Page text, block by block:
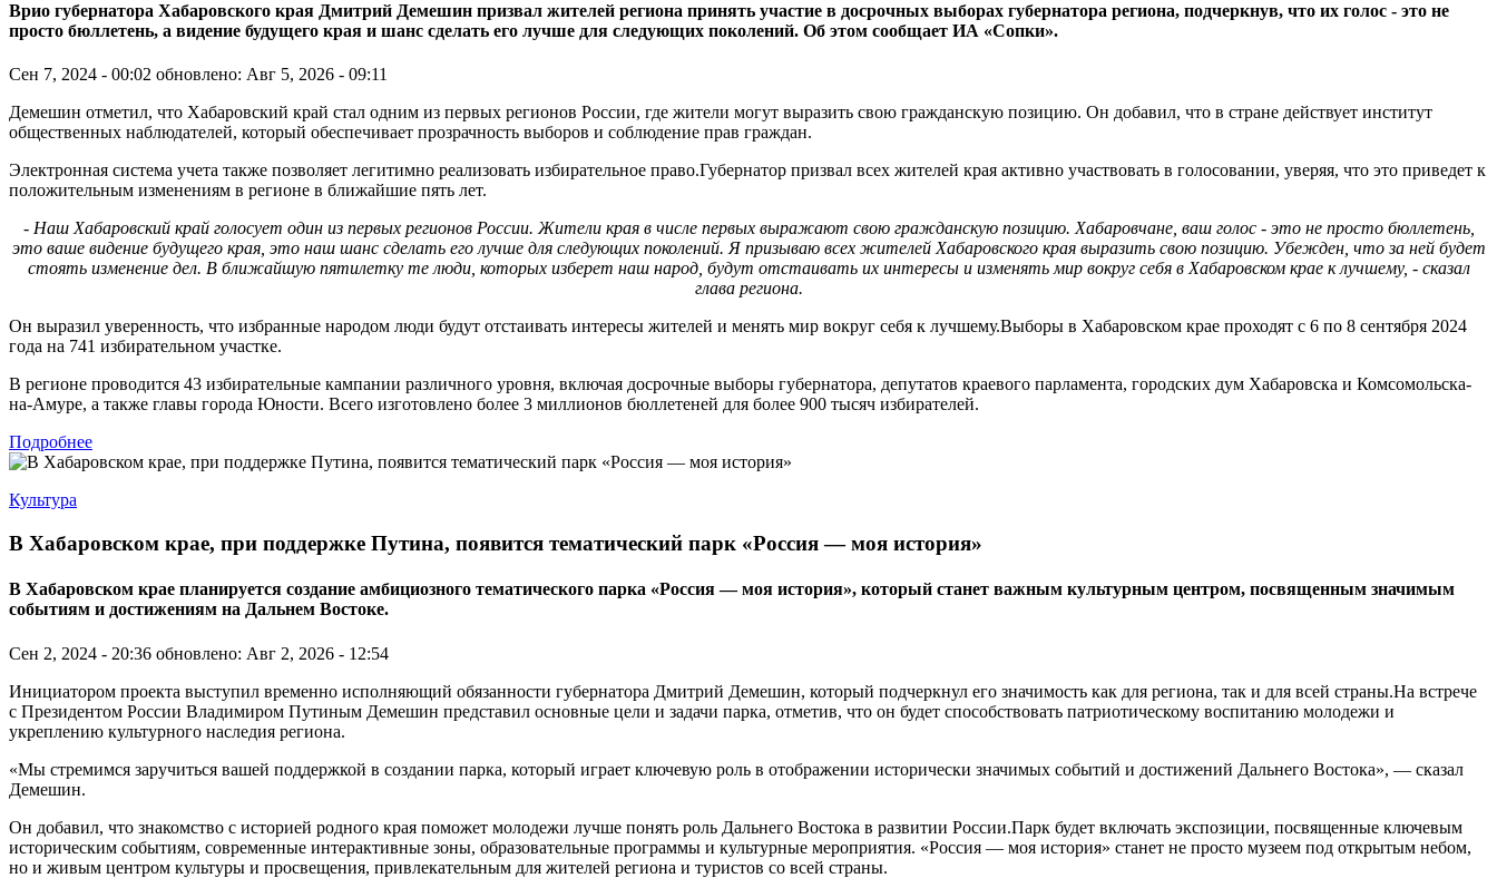
Врио губернатора Хабаровского края Дмитрий Демешин призвал жителей региона принять участие в досрочных выборах губернатора региона, подчеркнув, что их голос - это не
просто бюллетень, а видение будущего края и шанс сделать его лучше для следующих поколений. Об этом сообщает ИА «Сопки».
Сен 7, 2024 - 00:02 обновлено: Авг 5, 2026 - 09:11
Демешин отметил, что Хабаровский край стал одним из первых регионов России, где жители могут выразить свою гражданскую позицию. Он добавил, что в стране действует институт
общественных наблюдателей, который обеспечивает прозрачность выборов и соблюдение прав граждан.
Электронная система учета также позволяет легитимно реализовать избирательное право.Губернатор призвал всех жителей края активно участвовать в голосовании, уверяя, что это приведет к
положительным изменениям в регионе в ближайшие пять лет.
- Наш Хабаровский край голосует один из первых регионов России. Жители края в числе первых выражают свою гражданскую позицию. Хабаровчане, ваш голос - это не просто бюллетень,
это ваше видение будущего края, это наш шанс сделать его лучше для следующих поколений. Я призываю всех жителей Хабаровского края выразить свою позицию. Убежден, что за ней будет
стоять изменение дел. В ближайшую пятилетку те люди, которых изберет наш народ, будут отстаивать их интересы и изменять мир вокруг себя в Хабаровском крае к лучшему, - сказал
глава региона.
Он выразил уверенность, что избранные народом люди будут отстаивать интересы жителей и менять мир вокруг себя к лучшему.Выборы в Хабаровском крае проходят с 6 по 8 сентября 2024
года на 741 избирательном участке.
В регионе проводится 43 избирательные кампании различного уровня, включая досрочные выборы губернатора, депутатов краевого парламента, городских дум Хабаровска и Комсомольска-
на-Амуре, а также главы города Юности. Всего изготовлено более 3 миллионов бюллетеней для более 900 тысяч избирателей.
Подробнее
Культура
В Хабаровском крае, при поддержке Путина, появится тематический парк «Россия — моя история»
В Хабаровском крае планируется создание амбициозного тематического парка «Россия — моя история», который станет важным культурным центром, посвященным значимым
событиям и достижениям на Дальнем Востоке.
Сен 2, 2024 - 20:36 обновлено: Авг 2, 2026 - 12:54
Инициатором проекта выступил временно исполняющий обязанности губернатора Дмитрий Демешин, который подчеркнул его значимость как для региона, так и для всей страны.На встрече
с Президентом России Владимиром Путиным Демешин представил основные цели и задачи парка, отметив, что он будет способствовать патриотическому воспитанию молодежи и
укреплению культурного наследия региона.
«Мы стремимся заручиться вашей поддержкой в создании парка, который играет ключевую роль в отображении исторически значимых событий и достижений Дальнего Востока», — сказал
Демешин.
Он добавил, что знакомство с историей родного края поможет молодежи лучше понять роль Дальнего Востока в развитии России.Парк будет включать экспозиции, посвященные ключевым
историческим событиям, современные интерактивные зоны, образовательные программы и культурные мероприятия. «Россия — моя история» станет не просто музеем под открытым небом,
но и живым центром культуры и просвещения, привлекательным для жителей региона и туристов со всей страны.